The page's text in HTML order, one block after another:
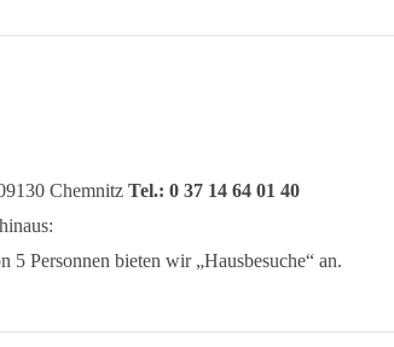
Chemnitz Tel.: 0 37 14 64 01 40
5 Personnen bieten wir „Hausbesuche“ an.